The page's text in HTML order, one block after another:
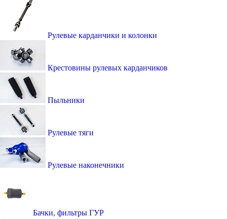
Рулевые карданчики и колонки
Крестовины рулевых карданчиков
Пыльники
Рулевые тяги
Рулевые наконечники
Бачки, фильтры ГУР